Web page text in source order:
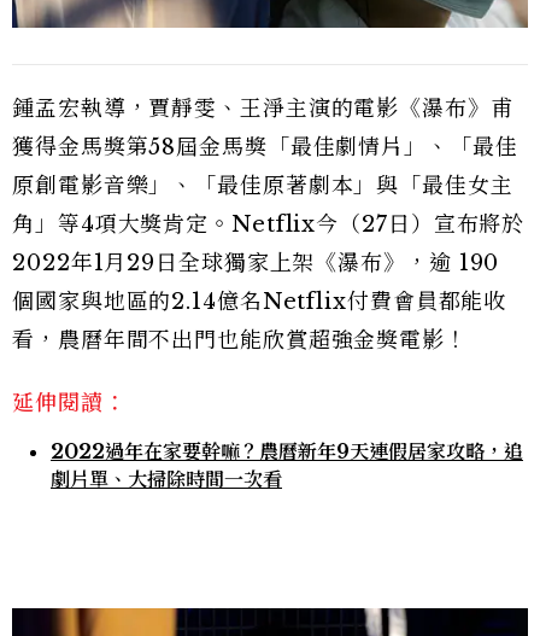
鍾孟宏執導，賈靜雯、王淨主演的電影《瀑布》甫
獲得金馬獎第58屆金馬獎「最佳劇情片」、「最佳
原創電影音樂」、「最佳原著劇本」與「最佳女主
角」等4項大獎肯定。Netflix今（27日）宣布將於
2022年1月29日全球獨家上架《瀑布》，逾 190
個國家與地區的2.14億名Netflix付費會員都能收
看，農曆年間不出門也能欣賞超強金獎電影！
延伸閱讀：
2022過年在家要幹嘛？農曆新年9天連假居家攻略，追
劇片單、大掃除時間一次看